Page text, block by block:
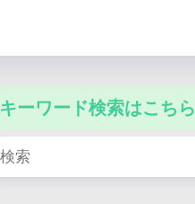
キーワード検索はこちら